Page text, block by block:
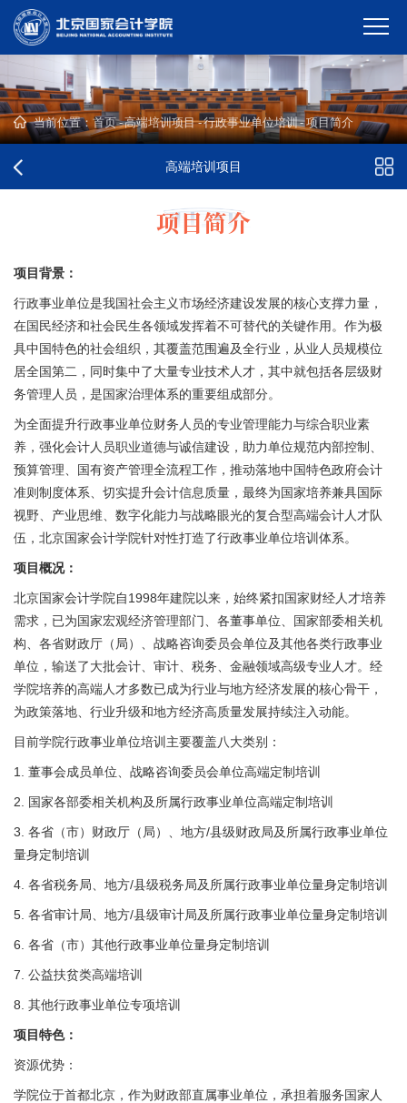
当前位置：首页-高端培训项目-行政事业单位培训-项目简介
高端培训项目
项目简介
项目背景：
行政事业单位是我国社会主义市场经济建设发展的核心支撑力量，
在国民经济和社会民生各领域发挥着不可替代的关键作用。作为极
具中国特色的社会组织，其覆盖范围遍及全行业，从业人员规模位
居全国第二，同时集中了大量专业技术人才，其中就包括各层级财
务管理人员，是国家治理体系的重要组成部分。
为全面提升行政事业单位财务人员的专业管理能力与综合职业素
养，强化会计人员职业道德与诚信建设，助力单位规范内部控制、
预算管理、国有资产管理全流程工作，推动落地中国特色政府会计
准则制度体系、切实提升会计信息质量，最终为国家培养兼具国际
视野、产业思维、数字化能力与战略眼光的复合型高端会计人才队
伍，北京国家会计学院针对性打造了行政事业单位培训体系。
项目概况：
北京国家会计学院自1998年建院以来，始终紧扣国家财经人才培养
需求，已为国家宏观经济管理部门、各董事单位、国家部委相关机
构、各省财政厅（局）、战略咨询委员会单位及其他各类行政事业
单位，输送了大批会计、审计、税务、金融领域高级专业人才。经
学院培养的高端人才多数已成为行业与地方经济发展的核心骨干，
为政策落地、行业升级和地方经济高质量发展持续注入动能。
目前学院行政事业单位培训主要覆盖八大类别：
1. 董事会成员单位、战略咨询委员会单位高端定制培训
2. 国家各部委相关机构及所属行政事业单位高端定制培训
3. 各省（市）财政厅（局）、地方/县级财政局及所属行政事业单位
量身定制培训
4. 各省税务局、地方/县级税务局及所属行政事业单位量身定制培训
5. 各省审计局、地方/县级审计局及所属行政事业单位量身定制培训
6. 各省（市）其他行政事业单位量身定制培训
7. 公益扶贫类高端培训
8. 其他行政事业单位专项培训
项目特色：
资源优势：
学院位于首都北京，作为财政部直属事业单位，承担着服务国家人